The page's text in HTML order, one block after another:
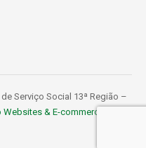
Serviço Social 13ª Região –
Websites & E-commerce